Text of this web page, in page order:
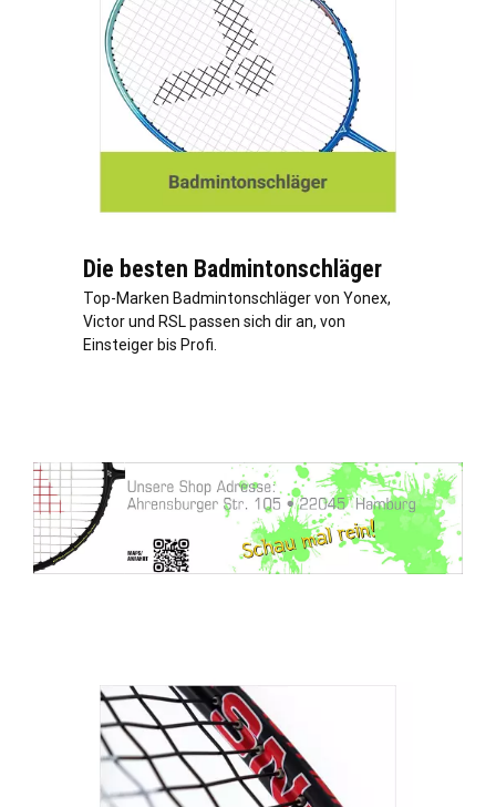
Die besten Badmintonschläger
Top-Marken Badmintonschläger von Yonex,
Victor und RSL passen sich dir an, von
Einsteiger bis Profi.